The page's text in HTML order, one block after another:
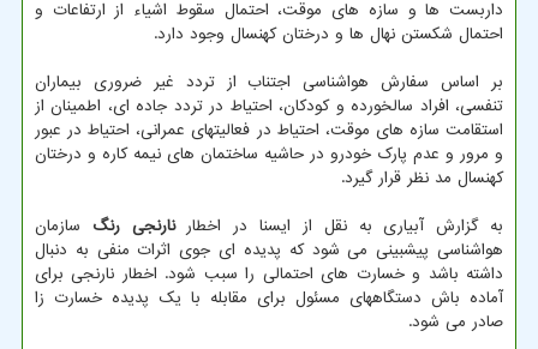
داربست ها و سازه های موقت، احتمال سقوط اشیاء از ارتفاعات و
احتمال شکستن نهال ها و درختان کهنسال وجود دارد.
بر اساس سفارش هواشناسی اجتناب از تردد غیر ضروری بیماران
تنفسی، افراد سالخورده و کودکان، احتیاط در تردد جاده ای، اطمینان از
استقامت سازه های موقت، احتیاط در فعالیتهای عمرانی، احتیاط در عبور
و مرور و عدم پارک خودرو در حاشیه ساختمان های نیمه کاره و درختان
کهنسال مد نظر قرار گیرد.
به گزارش آبیاری به نقل از ایسنا در اخطارنارنجی رنگ سازمان
هواشناسی پیشبینی می شود که پدیده ای جوی اثرات منفی به دنبال
داشته باشد و خسارت های احتمالی را سبب شود. اخطار نارنجی برای
آماده باش دستگاههای مسئول برای مقابله با یک پدیده خسارت زا
صادر می شود.